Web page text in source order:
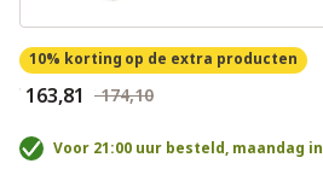
10% korting op de extra producten
€ 163,81 € 174,10
Voor 21:00 uur besteld, maandag